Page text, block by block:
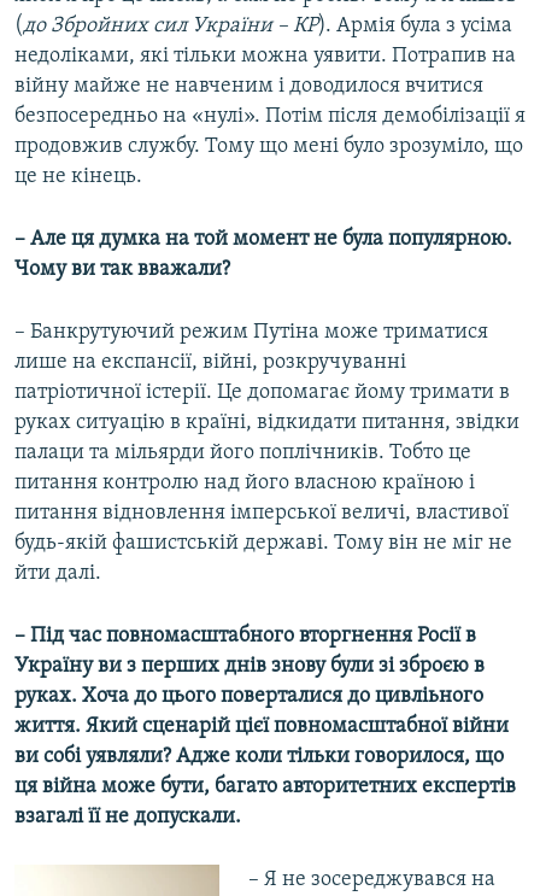
(до Збройних сил України – КР). Армія була з усіма
недоліками, які тільки можна уявити. Потрапив на
війну майже не навченим і доводилося вчитися
безпосередньо на «нулі». Потім після демобілізації я
продовжив службу. Тому що мені було зрозуміло, що
це не кінець.
– Але ця думка на той момент не була популярною.
Чому ви так вважали?
– Банкрутуючий режим Путіна може триматися
лише на експансії, війні, розкручуванні
патріотичної істерії. Це допомагає йому тримати в
руках ситуацію в країні, відкидати питання, звідки
палаци та мільярди його поплічників. Тобто це
питання контролю над його власною країною і
питання відновлення імперської величі, властивої
будь-якій фашистській державі. Тому він не міг не
йти далі.
– Під час повномасштабного вторгнення Росії в
Україну ви з перших днів знову були зі зброєю в
руках. Хоча до цього поверталися до цивліьного
життя. Який сценарій цієї повномасштабної війни
ви собі уявляли? Адже коли тільки говорилося, що
ця війна може бути, багато авторитетних експертів
взагалі її не допускали.
– Я не зосереджувався на